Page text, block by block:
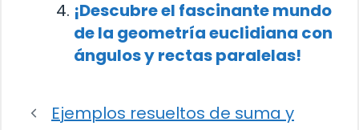
¡Descubre el fascinante mundo
de la geometría euclidiana con
ángulos y rectas paralelas!
Ejemplos resueltos de suma y